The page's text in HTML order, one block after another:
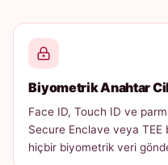
Biyometrik Anahtar
Face ID, Touch ID ve
Secure Enclave veya TEE
hiçbir biyometrik veri